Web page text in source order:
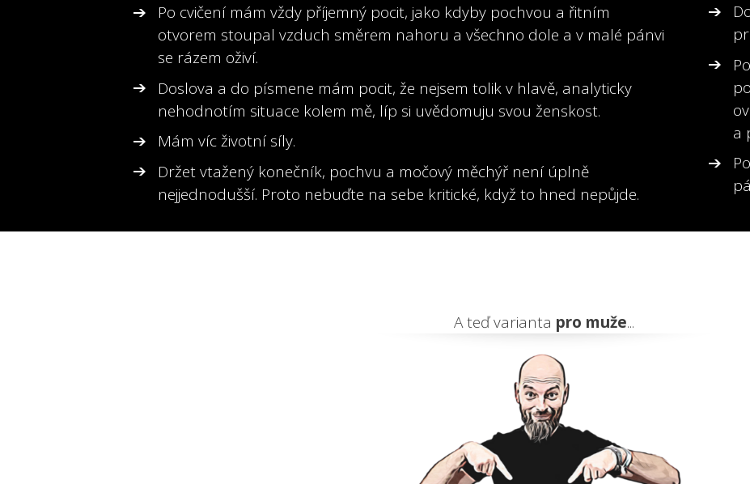
Po cvičení mám vždy příjemný pocit, jako kdyby pochvou a řitním
otvorem stoupal vzduch směrem nahoru a všechno dole a v malé pánvi
se rázem oživí.
Doslova a do písmene mám pocit, že nejsem tolik v hlavě, analyticky
nehodnotím situace kolem mě, líp si uvědomuju svou ženskost.
Mám víc životní síly.
Držet vtažený konečník, pochvu a močový měchýř není úplně
nejjednodušší. Proto nebuďte na sebe kritické, když to hned nepůjde.
a
A teď varianta pro muže...